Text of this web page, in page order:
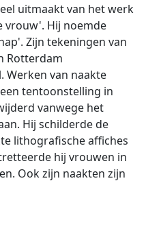
uitmaakt van het werk
vrouw'. Hij noemde
Zijn tekeningen van
Rotterdam
Werken van naakte
tentoonstelling in
vanwege het
Hij schilderde de
lithografische affiches
hij vrouwen in
Ook zijn naakten zijn